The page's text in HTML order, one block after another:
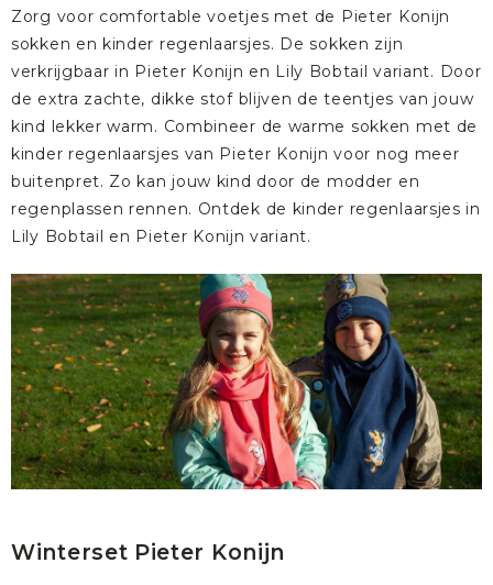
Zorg voor comfortable voetjes met de Pieter Konijn
sokken en kinder regenlaarsjes. De sokken zijn
verkrijgbaar in Pieter Konijn en Lily Bobtail variant. Door
de extra zachte, dikke stof blijven de teentjes van jouw
kind lekker warm. Combineer de warme sokken met de
kinder regenlaarsjes van Pieter Konijn voor nog meer
buitenpret. Zo kan jouw kind door de modder en
regenplassen rennen. Ontdek de kinder regenlaarsjes in
Lily Bobtail en Pieter Konijn variant.
Winterset Pieter Konijn